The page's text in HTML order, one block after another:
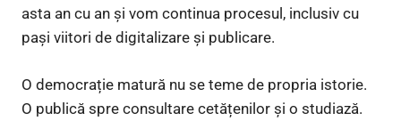
asta an cu an și vom continua procesul, inclusiv cu
pași viitori de digitalizare și publicare.
O democrație matură nu se teme de propria istorie.
O publică spre consultare cetățenilor și o studiază.